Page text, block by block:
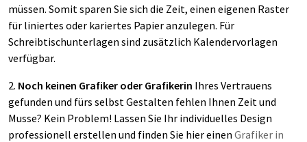
müssen. Somit sparen Sie sich die Zeit, einen eigenen Raster
für liniertes oder kariertes Papier anzulegen. Für
Schreibtischunterlagen sind zusätzlich Kalendervorlagen
verfügbar.
2. Noch keinen Grafiker oder Grafikerin Ihres Vertrauens
gefunden und fürs selbst Gestalten fehlen Ihnen Zeit und
Musse? Kein Problem! Lassen Sie Ihr individuelles Design
professionell erstellen und finden Sie hier einen Grafiker in